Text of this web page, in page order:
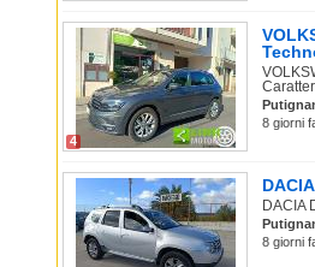
4
8 giorni
DACIA
8 giorni